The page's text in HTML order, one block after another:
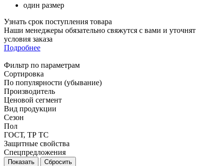
один размер
Узнать срок поступления товара
Наши менеджеры обязательно свяжутся с вами и уточнят
условия заказа
Подробнее
Фильтр по параметрам
Сортировка
По популярности (убывание)
Производитель
Ценовой сегмент
Вид продукции
Сезон
Пол
ГОСТ, ТР ТС
Защитные свойства
Спецпредложения
Сбросить